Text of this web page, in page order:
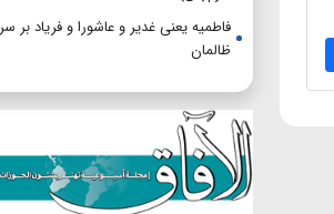
فاطمیه یعنی غدیر و عاشورا و فریاد بر سر
ظالمان